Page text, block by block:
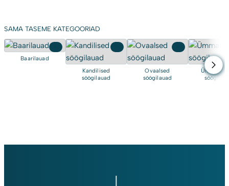
SAMA TASEME KATEGOORIAD
Baarilauad
Kandilised
söögilauad
Ovaalsed
söögilauad